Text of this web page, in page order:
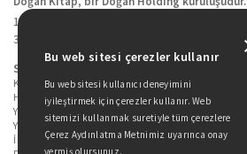
19 Mayıs Cad. Golden Plaza No:1 Kat:10
34360 / Şişli / İstanbul
Sitede Yer Alan Sayfalar
Kitaplarımız
Hakkımızda
Yazarlarımız
Yazar Adayları İçin
İletişim
Bu web sitesi çerezler kullanır
Bu web sitesi kullanıcı deneyimini
iyileştirmek için çerezler kullanır. Web
sitemizi kullanmak suretiyle tüm çerezlere
Çerez Aydınlatma Metnimiz uyarınca onay
vermiş olursunuz.